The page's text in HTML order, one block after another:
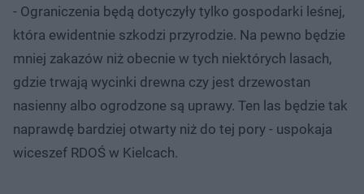
- Ograniczenia będą dotyczyły tylko gospodarki leśnej,
która ewidentnie szkodzi przyrodzie. Na pewno będzie
mniej zakazów niż obecnie w tych niektórych lasach,
gdzie trwają wycinki drewna czy jest drzewostan
nasienny albo ogrodzone są uprawy. Ten las będzie tak
naprawdę bardziej otwarty niż do tej pory - uspokaja
wiceszef RDOŚ w Kielcach.